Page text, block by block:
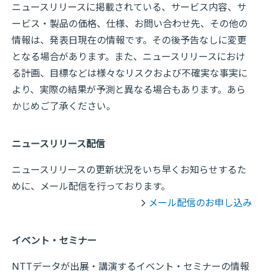
ニュースリリースに掲載されている、サービス内容、サ
ービス・製品の価格、仕様、お問い合わせ先、その他の
情報は、発表日現在の情報です。その後予告なしに変更
となる場合があります。また、ニュースリリースにおけ
る計画、目標などは様々なリスクおよび不確実な事実に
より、実際の結果が予測と異なる場合もあります。あら
かじめご了承ください。
ニュースリリース配信
ニュースリリースの更新状況をいち早くお知らせするた
めに、メール配信を行っております。
メール配信のお申し込み
イベント・セミナー
NTTデータが出展・講演するイベント・セミナーの情報